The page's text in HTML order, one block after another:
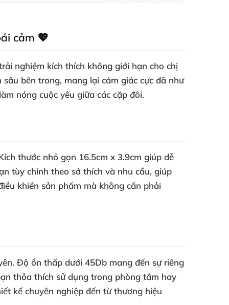
cảm 💖
nghiệm kích thích không giới hạn cho chị
bên trong, mang lại cảm giác cực đã như
nóng cuộc yêu giữa các cặp đôi.
thước nhỏ gọn 16.5cm x 3.9cm giúp dễ
tùy chỉnh theo sở thích và nhu cầu, giúp
khiển sản phẩm mà không cần phải
Độ ồn thấp dưới 45Db mang đến sự riêng
thỏa thích sử dụng trong phòng tắm hay
kế chuyên nghiệp đến từ thương hiệu